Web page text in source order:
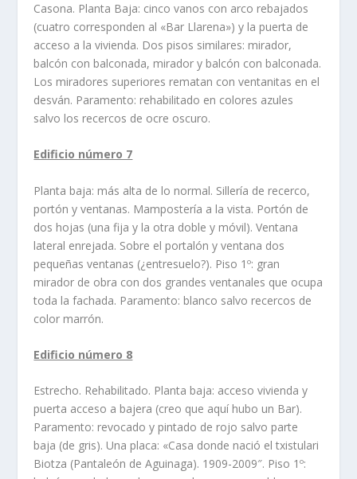
Casona. Planta Baja: cinco vanos con arco rebajados
(cuatro corresponden al «Bar Llarena») y la puerta de
acceso a la vivienda. Dos pisos similares: mirador,
balcón con balconada, mirador y balcón con balconada.
Los miradores superiores rematan con ventanitas en el
desván. Paramento: rehabilitado en colores azules
salvo los recercos de ocre oscuro.
Edificio número 7
Planta baja: más alta de lo normal. Sillerí­a de recerco,
portón y ventanas. Mamposterí­a a la vista. Portón de
dos hojas (una fija y la otra doble y móvil). Ventana
lateral enrejada. Sobre el portalón y ventana dos
pequeñas ventanas (¿entresuelo?). Piso 1º: gran
mirador de obra con dos grandes ventanales que ocupa
toda la fachada. Paramento: blanco salvo recercos de
color marrón.
Edificio número 8
Estrecho. Rehabilitado. Planta baja: acceso vivienda y
puerta acceso a bajera (creo que aquí­ hubo un Bar).
Paramento: revocado y pintado de rojo salvo parte
baja (de gris). Una placa: «Casa donde nació el txistulari
Biotza (Pantaleón de Aguinaga). 1909-2009″. Piso 1º: